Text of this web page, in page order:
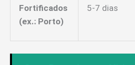
Fortificados
(ex.: Porto)
5-7 dias